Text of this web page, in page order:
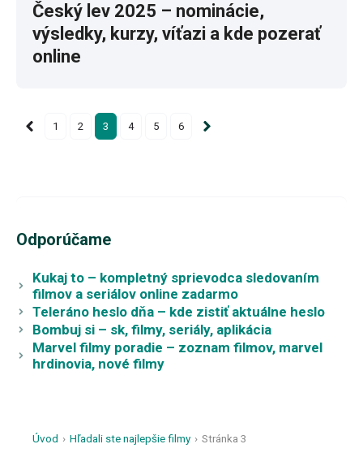
Český lev 2025 – nominácie,
výsledky, kurzy, víťazi a kde pozerať
online
1 2 3 4 5 6
Odporúčame
Kukaj to – kompletný sprievodca sledovaním
filmov a seriálov online zadarmo
Teleráno heslo dňa – kde zistiť aktuálne heslo
Bombuj si – sk, filmy, seriály, aplikácia
Marvel filmy poradie – zoznam filmov, marvel
hrdinovia, nové filmy
Úvod › Hľadali ste najlepšie filmy › Stránka 3